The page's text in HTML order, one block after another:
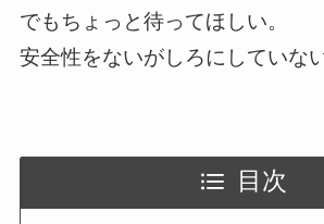
でもちょっと待ってほしい。
安全性をないがしろにしていな
目次